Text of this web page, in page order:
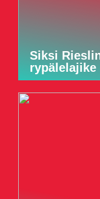
Siksi
rypälelajike